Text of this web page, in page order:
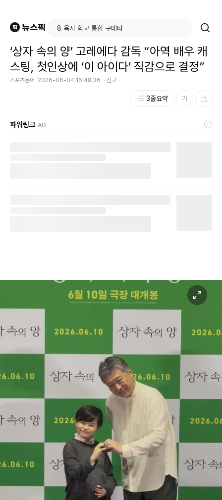
‘상자 속의 양’ 고레에다 감독 “아역 배우 캐
스팅, 첫인상에 ‘이 아이다’ 직감으로 결정”
스포츠동아 2026-06-04 16:49:36 신고
3줄요약
파워링크 AD